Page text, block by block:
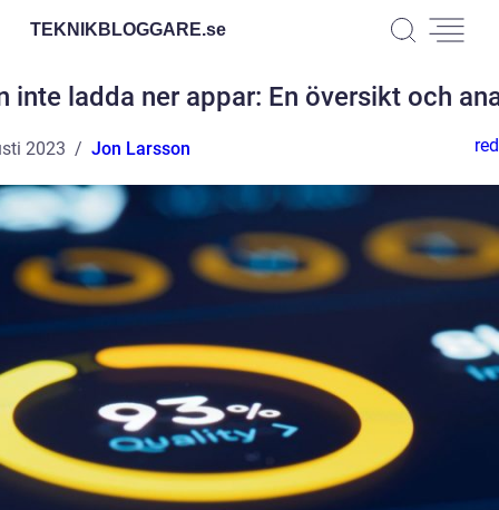
TEKNIKBLOGGARE.se
inte ladda ner appar: En översikt och
2023 Jon Larsson